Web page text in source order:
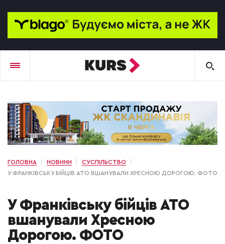
ГОЛОВНА НОВИНИ
СУСПІЛЬСТВО
У ФРАНКІВСЬКУ БІЙЦІВ АТО ВШАНУВАЛИ ХРЕСНОЮ ДОРОГОЮ. ФОТО
У Франківську бійців АТО
вшанували Хресною
Дорогою. ФОТО